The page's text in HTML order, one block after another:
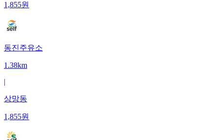
1,855원
동진주유소
1.38km
|
상망동
1,855원